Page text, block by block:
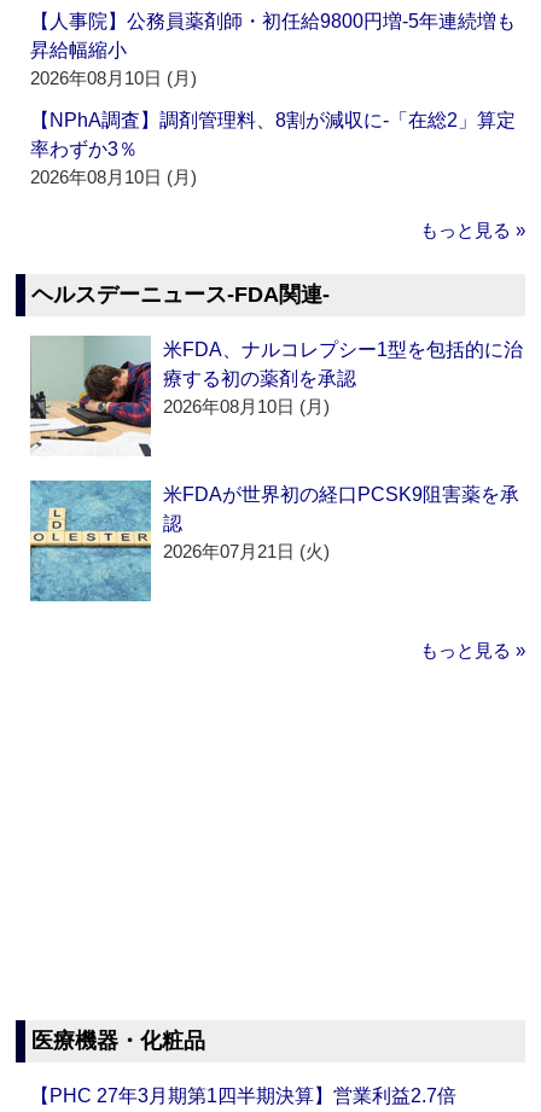
【人事院】公務員薬剤師・初任給9800円増‐5年連続増も
昇給幅縮小
2026年08月10日 (月)
【NPhA調査】調剤管理料、8割が減収に‐「在総2」算定
率わずか3％
2026年08月10日 (月)
もっと見る »
ヘルスデーニュース‐FDA関連‐
米FDA、ナルコレプシー1型を包括的に治
療する初の薬剤を承認
2026年08月10日 (月)
米FDAが世界初の経口PCSK9阻害薬を承
認
2026年07月21日 (火)
もっと見る »
医療機器・化粧品
【PHC 27年3月期第1四半期決算】営業利益2.7倍